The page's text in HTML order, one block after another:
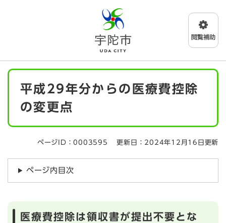
メニューを飛ばして本文へ
本
平成29年分からの医療費控除
の変更点
ページID：0003595 更新日：2024年12月16日更新
ページ内目次
医療費控除は領収書が提出不要とな